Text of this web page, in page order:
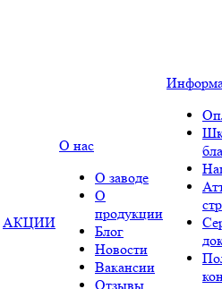
АКЦИИ
О нас
О заводе
О
продукции
Блог
Новости
Вакансии
Отзывы